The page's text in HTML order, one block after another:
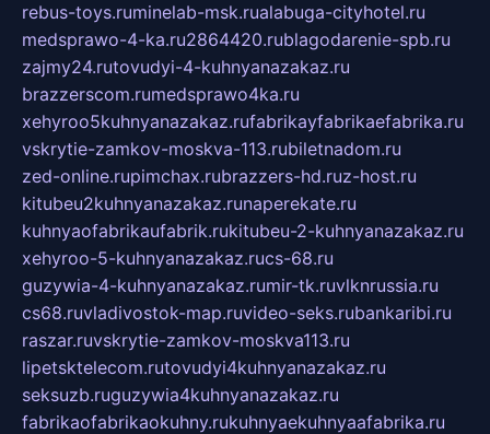
rebus-toys.ruminelab-msk.rualabuga-cityhotel.ru
medsprawo-4-ka.ru2864420.rublagodarenie-spb.ru
zajmy24.rutovudyi-4-kuhnyanazakaz.ru
brazzerscom.rumedsprawo4ka.ru
xehyroo5kuhnyanazakaz.rufabrikayfabrikaefabrika.ru
vskrytie-zamkov-moskva-113.rubiletnadom.ru
zed-online.rupimchax.rubrazzers-hd.ruz-host.ru
kitubeu2kuhnyanazakaz.runaperekate.ru
kuhnyaofabrikaufabrik.rukitubeu-2-kuhnyanazakaz.ru
xehyroo-5-kuhnyanazakaz.rucs-68.ru
guzywia-4-kuhnyanazakaz.rumir-tk.ruvlknrussia.ru
cs68.ruvladivostok-map.ruvideo-seks.rubankaribi.ru
raszar.ruvskrytie-zamkov-moskva113.ru
lipetsktelecom.rutovudyi4kuhnyanazakaz.ru
seksuzb.ruguzywia4kuhnyanazakaz.ru
fabrikaofabrikaokuhny.rukuhnyaekuhnyaafabrika.ru